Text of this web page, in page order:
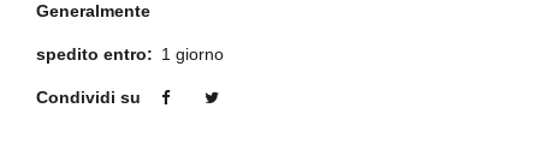
Generalmente
spedito entro: 1 giorno
Condividi su